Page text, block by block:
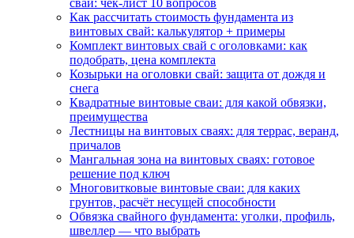
свай: чек-лист 10 вопросов
Как рассчитать стоимость фундамента из
винтовых свай: калькулятор + примеры
Комплект винтовых свай с оголовками: как
подобрать, цена комплекта
Козырьки на оголовки свай: защита от дождя и
снега
Квадратные винтовые сваи: для какой обвязки,
преимущества
Лестницы на винтовых сваях: для террас, веранд,
причалов
Мангальная зона на винтовых сваях: готовое
решение под ключ
Многовитковые винтовые сваи: для каких
грунтов, расчёт несущей способности
Обвязка свайного фундамента: уголки, профиль,
швеллер — что выбрать